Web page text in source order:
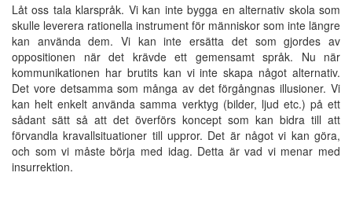
Låt oss tala klarspråk. Vi kan inte bygga en alternativ skola som
skulle leverera rationella instrument för människor som inte längre
kan använda dem. Vi kan inte ersätta det som gjordes av
oppositionen när det krävde ett gemensamt språk. Nu när
kommunikationen har brutits kan vi inte skapa något alternativ.
Det vore detsamma som många av det förgångnas illusioner. Vi
kan helt enkelt använda samma verktyg (bilder, ljud etc.) på ett
sådant sätt så att det överförs koncept som kan bidra till att
förvandla kravallsituationer till uppror. Det är något vi kan göra,
och som vi måste börja med idag. Detta är vad vi menar med
insurrektion.